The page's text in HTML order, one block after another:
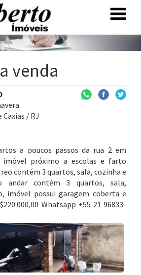
venda
Caxias / RJ
a poucos passos da rua 2 em
imóvel próximo a escolas e farto
contém 3 quartos, sala, cozinha e
andar contém 3 quartos, sala,
imóvel possui garagem coberta e
Whatsapp +55 21 96833-